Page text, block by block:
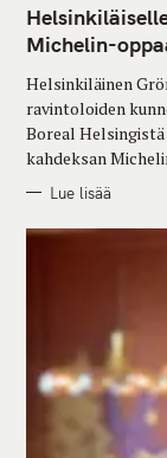
T
E
G
O
I
E
S
Michelin-
Helsinkiläinen
ravintoloiden
Boreal Helsingistä
kahdeksan
Lue lisää